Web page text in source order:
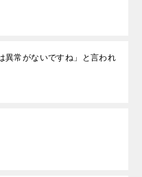
異常がないですね」と言われ